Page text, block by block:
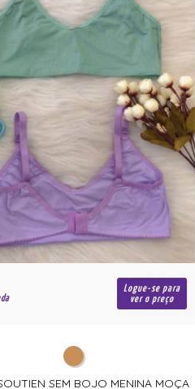
Logue-se para
ver o preço
SEM BOJO MENINA MOÇA